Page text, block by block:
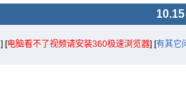
] [电脑看不了视频请安装360极速浏览器] [有其它